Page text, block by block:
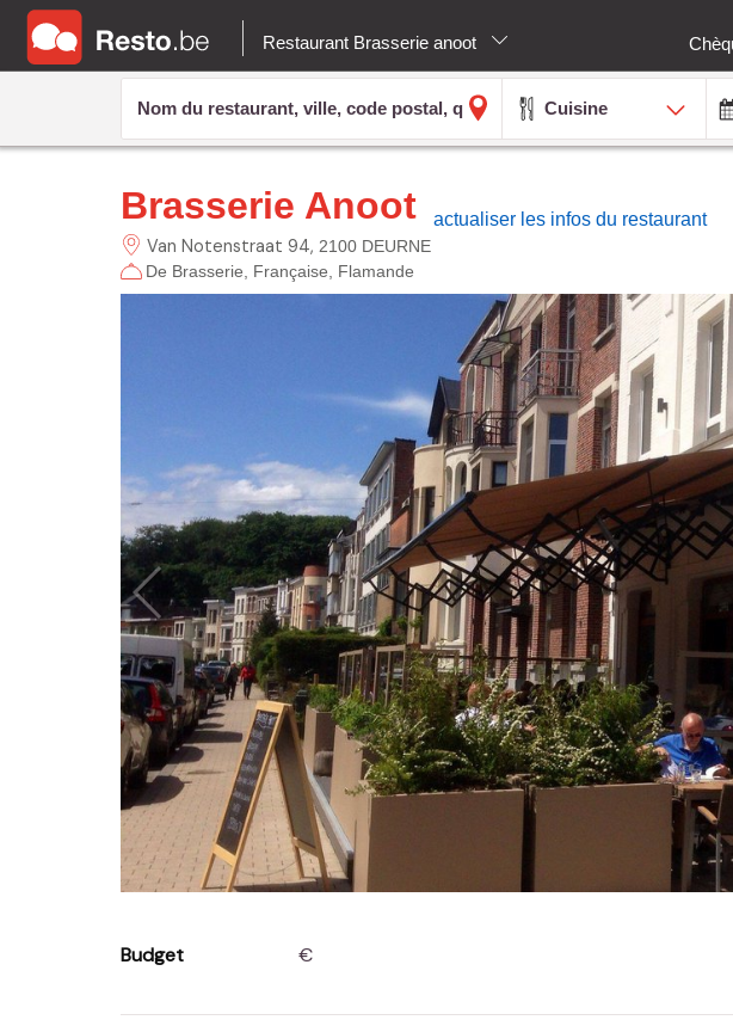
Restaurant Brasserie anoot
Cuisine
Brasserie Anoot actualiser les infos du restaurant
Van Notenstraat 94 2100 DEURNE
De Brasserie
Française Flamande
Budget €